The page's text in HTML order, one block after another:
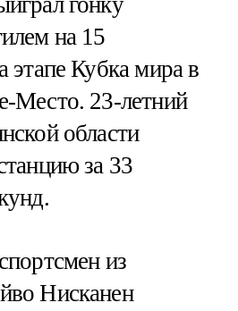
на 15
этапе Кубка мира в
Место. 23-летний
области
за 33
из
Нисканен